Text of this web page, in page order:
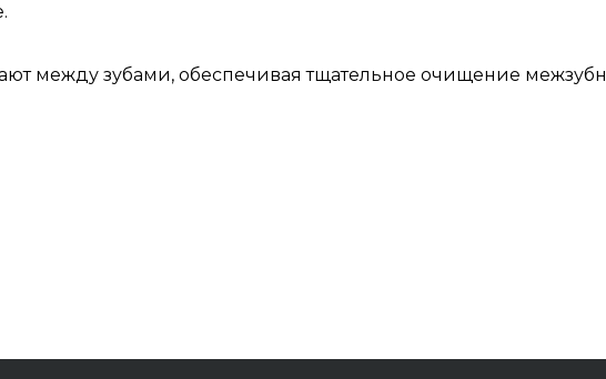
между зубами, обеспечивая тщательное очищение